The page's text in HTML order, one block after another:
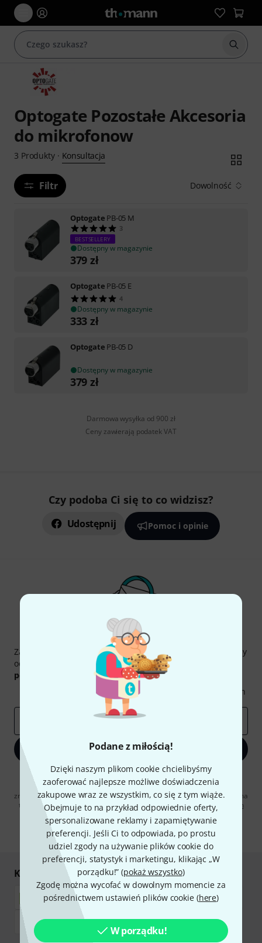
Podane z miłością!
Dzięki naszym plikom cookie chcielibyśmy
zaoferować najlepsze możliwe doświadczenia
zakupowe wraz ze wszystkim, co się z tym wiąże.
Obejmuje to na przykład odpowiednie oferty,
spersonalizowane reklamy i zapamiętywanie
preferencji. Jeśli Ci to odpowiada, po prostu
udziel zgody na używanie plików cookie do
preferencji, statystyk i marketingu, klikając „W
porządku!” (pokaż wszystko)
Zgodę można wycofać w dowolnym momencie za
pośrednictwem ustawień plików cookie (here)
W porządku!
Optogate Pozostałe Akcesoria
do mikrofonow
3 Produkty· Konsultacja
Filtr Dowolność
Optogate PB-05 M
3
BESTSELLERY
Dostępny w magazynie
379 zł
Optogate PB-05 E
4
Dostępny w magazynie
333 zł
Optogate PB-05 D
Dostępny w magazynie
379 zł
Darmowa wysyłka od 900 zł
Ceny zawierają podatek VAT
Czy podoba Ci się to co widzisz?
Udostępnij Pomoc i opinie
Thomann Newsletter
Zapisz się do Thomann Newsletter w języku polskim, a przy
odrobinie szczęścia możesz wygrać jeden z
podarunkowych
warty50 €!
Inspirujące treści
Oferty Spostrzeżenia Thomann
Zapisz się teraz
Klikając na „Zapisz się teraz”, wyrażasz zgodę na otrzymywanie
materialów reklamowych przesyłanych drogą elektroniczną. Możesz
zrezygnować z subskrypcji w dowolnym momencie. Więcej informacji na
temat newslettera można znaleźć w naszychwytycznych dotyczących
ochrony danych ososbowych
* Wymagany
Kupuj i płać bezpiecznie